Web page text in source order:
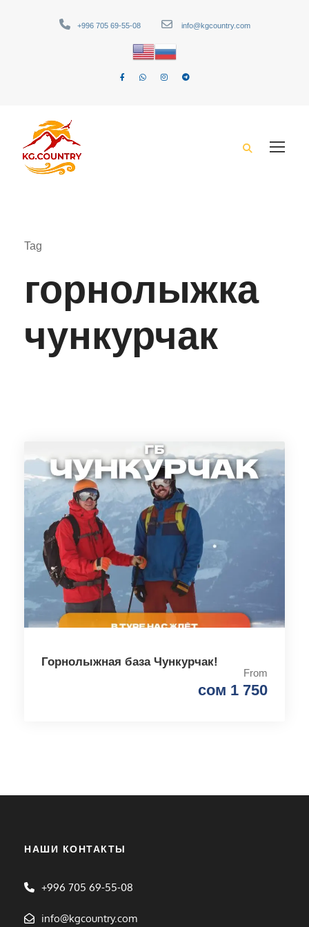
+996 705 69-55-08 info@kgcountry.com
Tag
горнолыжка
чункурчак
Горнолыжная база Чункурчак!
From
сом 1 750
НАШИ КОНТАКТЫ
+996 705 69-55-08
info@kgcountry.com